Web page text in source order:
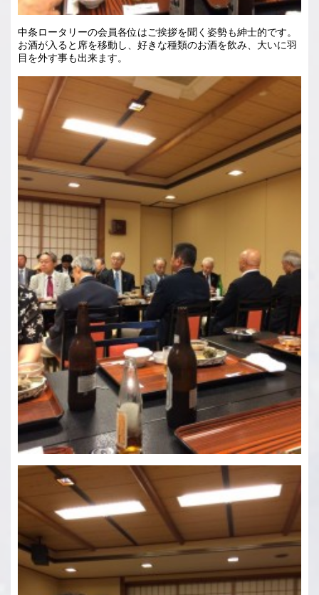
中条ロータリーの会員各位はご挨拶を聞く姿勢も紳士的です。
お酒が入ると席を移動し、好きな種類のお酒を飲み、大いに羽
目を外す事も出来ます。